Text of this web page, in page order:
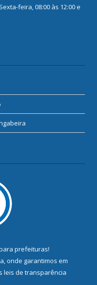
feira, 08:00 às 12:00 e
prefeituras!
onde garantimos em
leis de transparência